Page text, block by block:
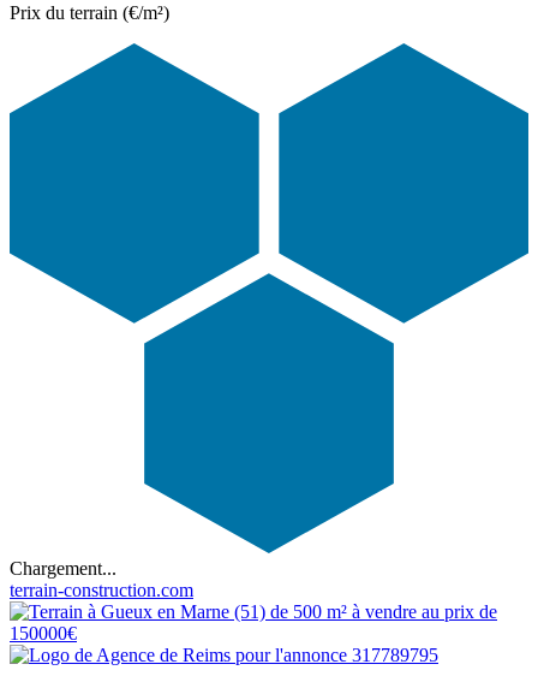
Prix du terrain (€/m²)
Chargement...
terrain-construction.com